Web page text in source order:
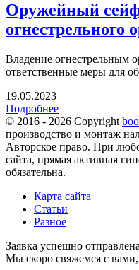
Оружейный
огнестрельного
Владение огнестрельным
ответственные меры для
19.05.2023
Подробнее
© 2016 - 2026 Copyright
производство и монтаж
Авторское право. При
сайта, прямая активная
обязательна.
Карта сайта
Статьи
Разное
Заявка успешно
Мы скоро свяжемся с